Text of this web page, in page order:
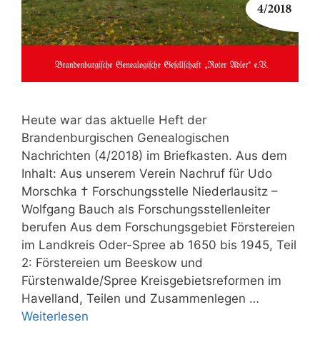
Heute war das aktuelle Heft der
Brandenburgischen Genealogischen
Nachrichten (4/2018) im Briefkasten. Aus dem
Inhalt: Aus unserem Verein Nachruf für Udo
Morschka † Forschungsstelle Niederlausitz –
Wolfgang Bauch als Forschungsstellenleiter
berufen Aus dem Forschungsgebiet Förstereien
im Landkreis Oder-Spree ab 1650 bis 1945, Teil
2: Förstereien um Beeskow und
Fürstenwalde/Spree Kreisgebietsreformen im
Havelland, Teilen und Zusammenlegen …
Weiterlesen